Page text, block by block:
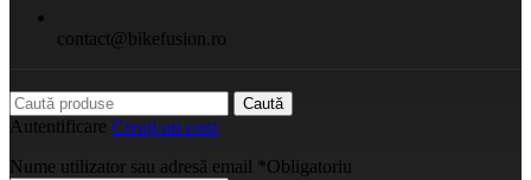
contact@bikefusion.ro
Caută
Autentificare Creați un cont
Nume utilizator sau adresă email *Obligatoriu